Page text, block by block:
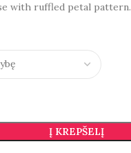
with ruffled petal pattern.
Į KREPŠELĮ